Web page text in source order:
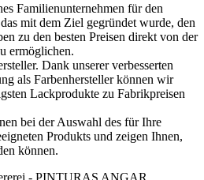
Familienunternehmen für den
mit dem Ziel gegründet wurde, den
zu den besten Preisen direkt von der
ermöglichen.
Dank unserer verbesserten
als Farbenhersteller können wir
Lackprodukte zu Fabrikpreisen
bei der Auswahl des für Ihre
Produkts und zeigen Ihnen,
können.
PINTURAS ANGAR